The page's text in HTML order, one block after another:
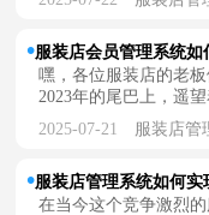
服装店会员管理系统如
嘿，各位服装店的老
2023年的尾巴上，遥
2025-07-21 服装店管
服装店管理系统如何实
在当今这个竞争激烈